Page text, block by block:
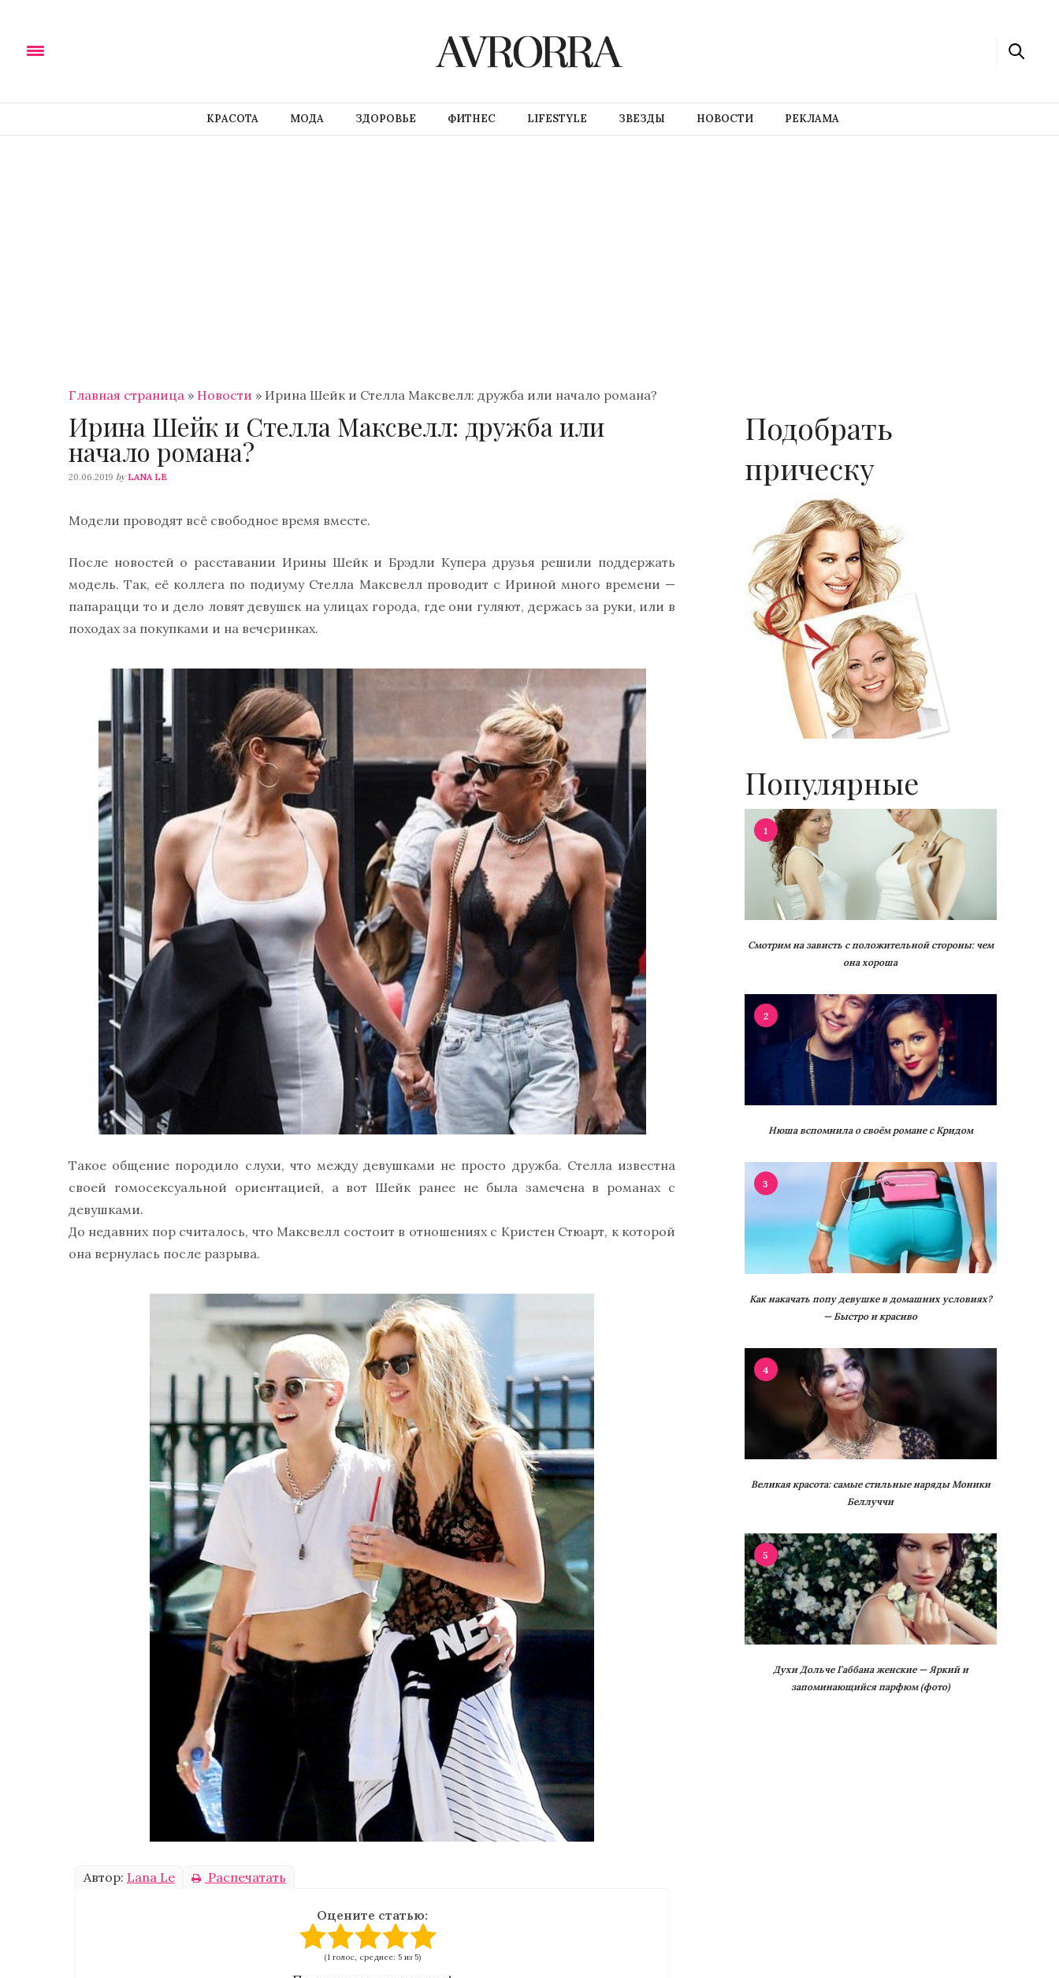
КРАСОТА МОДА ЗДОРОВЬЕ ФИТНЕС LIFESTYLE ЗВЕЗДЫ НОВОСТИ РЕКЛАМА
Главная страница » Новости » Ирина Шейк и Стелла Максвелл: дружба или начало романа?
Ирина Шейк и Стелла Максвелл: дружба или
начало романа?
20.06.2019 by LANA LE
Модели проводят всё свободное время вместе.
После новостей о расставании Ирины Шейк и Брэдли Купера друзья решили поддержать
модель. Так, её коллега по подиуму Стелла Максвелл проводит с Ириной много времени —
папарацци то и дело ловят девушек на улицах города, где они гуляют, держась за руки, или в
походах за покупками и на вечеринках.
Такое общение породило слухи, что между девушками не просто дружба. Стелла известна
своей гомосексуальной ориентацией, а вот Шейк ранее не была замечена в романах с
девушками.
До недавних пор считалось, что Максвелл состоит в отношениях с Кристен Стюарт, к которой
она вернулась после разрыва.
Автор: Lana Le Распечатать
Оцените статью:
(1 голос, среднее: 5 из 5)
Подобрать
прическу
Популярные
1
Смотрим на зависть с положительной стороны: чем
она хороша
2
Нюша вспомнила о своём романе с Кридом
3
Как накачать попу девушке в домашних условиях?
— Быстро и красиво
4
Великая красота: самые стильные наряды Моники
Беллуччи
5
Духи Дольче Габбана женские — Яркий и
запоминающийся парфюм (фото)